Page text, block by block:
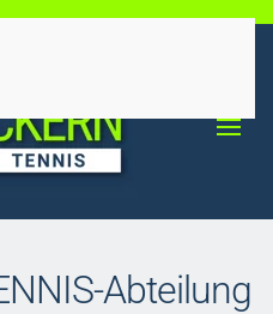
Abteilung